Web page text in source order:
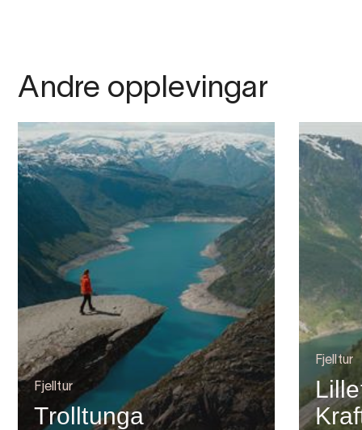
Andre opplevingar
Fjelltur
Trolltunga
Fjelltur